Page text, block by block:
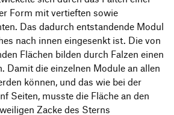
Form mit vertieften sowie
Das dadurch entstandende Modul
nach innen eingesenkt ist. Die von
Flächen bilden durch Falzen einen
Damit die einzelnen Module an allen
können, und das wie bei der
Seiten, musste die Fläche an den
Zacke des Sterns